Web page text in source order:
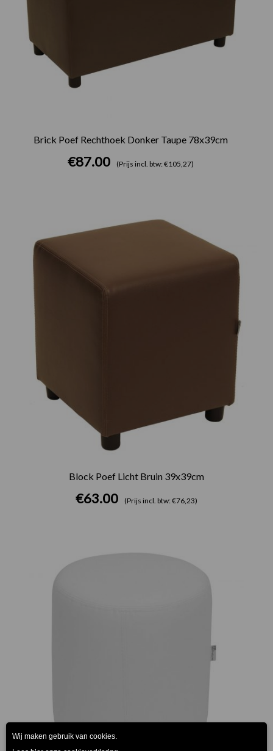
Brick Poef Rechthoek Donker Taupe 78x39cm
€87.00 (Prijs incl. btw: €105,27)
Block Poef Licht Bruin 39x39cm
€63.00 (Prijs incl. btw: €76,23)